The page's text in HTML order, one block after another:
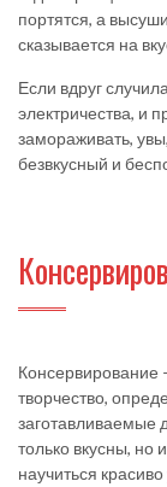
портятся, а
сказывается на
Если вдруг
электричества, и
замораживать,
безвкусный и
Консервирование
творчество,
заготавливаемые
только вкусны, но
научиться